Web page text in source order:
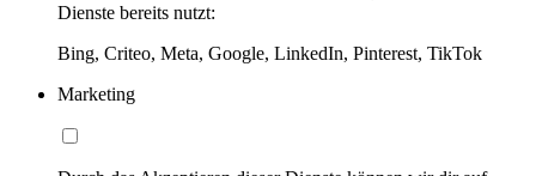
Dienste bereits nutzt:
Bing, Criteo, Meta, Google, LinkedIn, Pinterest, TikTok
Marketing